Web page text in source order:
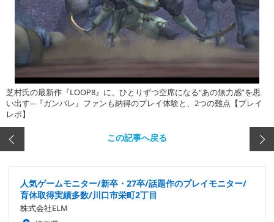
芝村氏の最新作『LOOP8』に、ひとりずつ空席になる“あの無力感”を思
い出す─『ガンパレ』ファンも納得のプレイ体験と、2つの難点【プレイ
レポ】
この記事へ戻る
人気ゲームモニター/新卒・27卒/話題作のプレイモニター/
育休取得実績多数/川口市栄町2丁目
株式会社ELM